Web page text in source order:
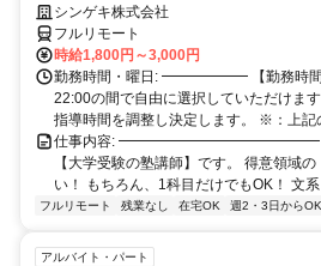
理」！それは、あなた自身が受験期に行っ
を再現することです。 感覚的な指導ではな
「論理的な指導」ができる方募集！
シンゲキ株式会社
フルリモート
時給1,800円～3,000円
勤務時間・曜日: ━━━━━━ 【勤務
22:00の間で自由に選択していただけま
指導時間を調整し決定します。 ※：上記
仕事内容: ━━━━━━━━━━━━━━ 皆
【大学受験の塾講師】です。 得意領域
い！ もちろん、1科目だけでもOK！ 文
フルリモート 残業なし 在宅OK 週2・3日からOK
アルバイト・パート